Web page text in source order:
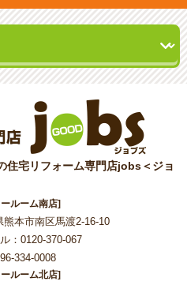
住宅リフォーム専門店jobs＜ジョ
ルーム南店]
本市南区馬渡2-16-10
：0120-370-067
334-0008
ルーム北店]